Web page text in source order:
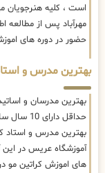
است ، کلیه هنرجویان
مهرآباد پس از مطالعه
حضور در دوره های
بهترین مدرس و
بهترین مدرسان و
حداقل
بهترین مدرس و استاد
آموزشگاه عریس در
های اموزش کراتین مو